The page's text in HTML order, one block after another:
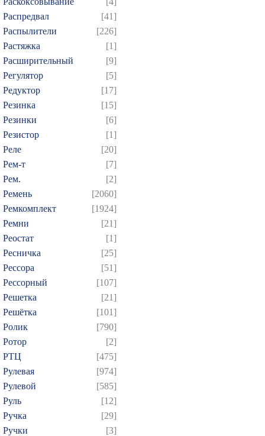
Распредвал
[41]
Распылители
[226]
Растяжка
[1]
Расширительный
[9]
Регулятор
[5]
Редуктор
[17]
Резинка
[15]
Резинки
[6]
Резистор
[1]
Реле
[20]
Рем-т
[7]
Рем.
[2]
Ремень
[2060]
Ремкомплект
[1924]
Ремни
[21]
Реостат
[1]
Ресничка
[25]
Рессора
[51]
Рессорный
[107]
Решетка
[21]
Решётка
[101]
Ролик
[790]
Ротор
[2]
РТЦ
[475]
Рулевая
[974]
Рулевой
[585]
Руль
[12]
Ручка
[29]
Ручки
[3]